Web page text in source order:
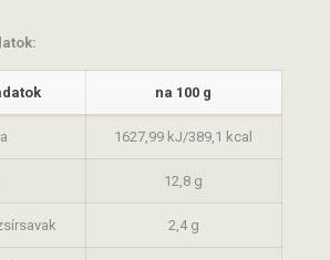
na 100 g
1627,99 kJ/389,1 kcal
12,8 g
2,4 g